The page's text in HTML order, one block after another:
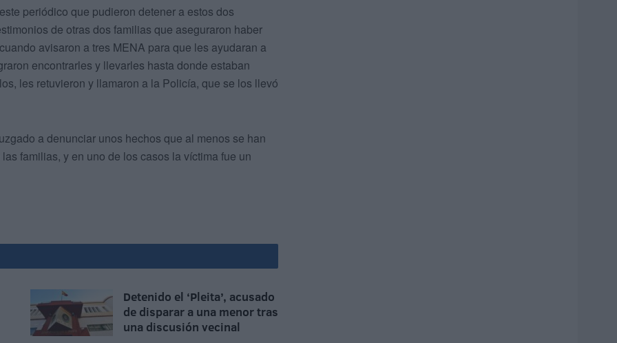
periódico que pudieron detener a estos dos
de otras dos familias que aseguraron haber
avisaron a tres MENA para que les ayudaran a
encontrarles y llevarles hasta donde estaban
les retuvieron y llamaron a la Policía, que se los llevó
a denunciar unos hechos que al menos se han
familias, y en uno de los casos la víctima fue un
Detenido el ‘Pleita’, acusado
de disparar a una menor tras
una discusión vecinal